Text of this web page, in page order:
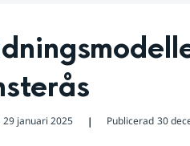
29 januari 2025 ❘ Publicerad 30